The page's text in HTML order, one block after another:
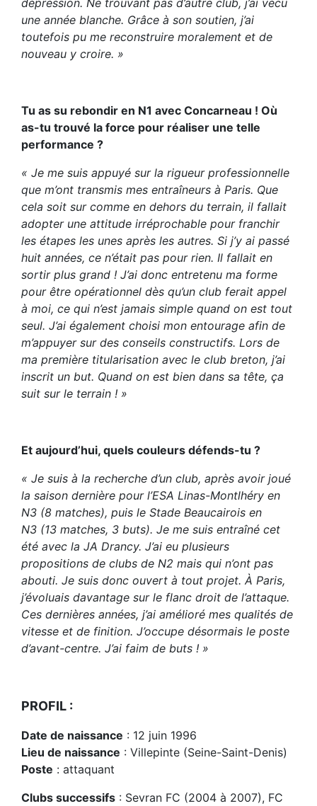
dépression. Ne trouvant pas d’autre club, j’ai vécu
une année blanche. Grâce à son soutien, j’ai
toutefois pu me reconstruire moralement et de
nouveau y croire. »
Tu as su rebondir en N1 avec Concarneau ! Où
as-tu trouvé la force pour réaliser une telle
performance ?
« Je me suis appuyé sur la rigueur professionnelle
que m’ont transmis mes entraîneurs à Paris. Que
cela soit sur comme en dehors du terrain, il fallait
adopter une attitude irréprochable pour franchir
les étapes les unes après les autres. Si j’y ai passé
huit années, ce n’était pas pour rien. Il fallait en
sortir plus grand ! J’ai donc entretenu ma forme
pour être opérationnel dès qu’un club ferait appel
à moi, ce qui n’est jamais simple quand on est tout
seul. J’ai également choisi mon entourage afin de
m’appuyer sur des conseils constructifs. Lors de
ma première titularisation avec le club breton, j’ai
inscrit un but. Quand on est bien dans sa tête, ça
suit sur le terrain ! »
Et aujourd’hui, quels couleurs défends-tu ?
« Je suis à la recherche d’un club, après avoir joué
la saison dernière pour l’ESA Linas-Montlhéry en
N3 (8 matches), puis le Stade Beaucairois en
N3 (13 matches, 3 buts). Je me suis entraîné cet
été avec la JA Drancy. J’ai eu plusieurs
propositions de clubs de N2 mais qui n’ont pas
abouti. Je suis donc ouvert à tout projet. À Paris,
j’évoluais davantage sur le flanc droit de l’attaque.
Ces dernières années, j’ai amélioré mes qualités de
vitesse et de finition. J’occupe désormais le poste
d’avant-centre. J’ai faim de buts ! »
PROFIL :
Date de naissance : 12 juin 1996
Lieu de naissance : Villepinte (Seine-Saint-Denis)
Poste : attaquant
Clubs successifs : Sevran FC (2004 à 2007), FC